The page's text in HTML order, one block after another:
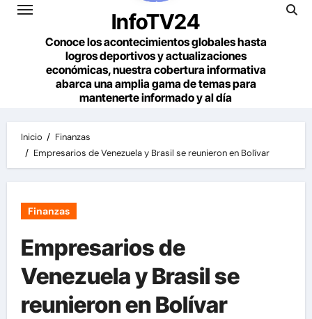
InfoTV24
Conoce los acontecimientos globales hasta
logros deportivos y actualizaciones
económicas, nuestra cobertura informativa
abarca una amplia gama de temas para
mantenerte informado y al día
Inicio
Finanzas
Empresarios de Venezuela y Brasil se reunieron en Bolívar
Finanzas
Empresarios de
Venezuela y Brasil se
reunieron en Bolívar